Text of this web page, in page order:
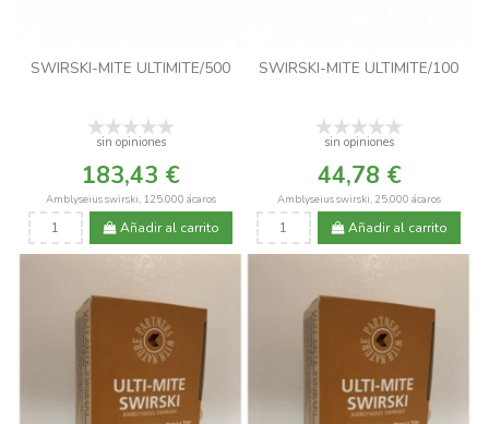
SWIRSKI-MITE ULTIMITE/500
sin opiniones
183,43 €
Amblyseius swirski, 125.000 ácaros
Añadir al carrito
SWIRSKI-MITE ULTIMITE/100
sin opiniones
44,78 €
Amblyseius swirski, 25.000 ácaros
Añadir al carrito